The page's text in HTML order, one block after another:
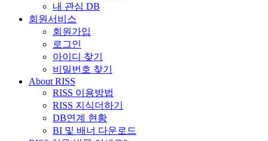
내 관심 DB
회원서비스
회원가입
로그인
아이디 찾기
비밀번호 찾기
About RISS
RISS 이용방법
RISS 지식더하기
DB연계 현황
BI 및 배너 다운로드